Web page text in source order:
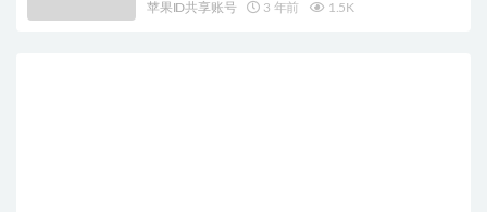
苹果ID共享账号 3 年前 1.5K